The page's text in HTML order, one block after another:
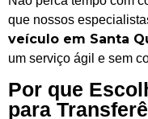
que nossos
veículo em Santa
um serviço ágil e sem
Por que
para